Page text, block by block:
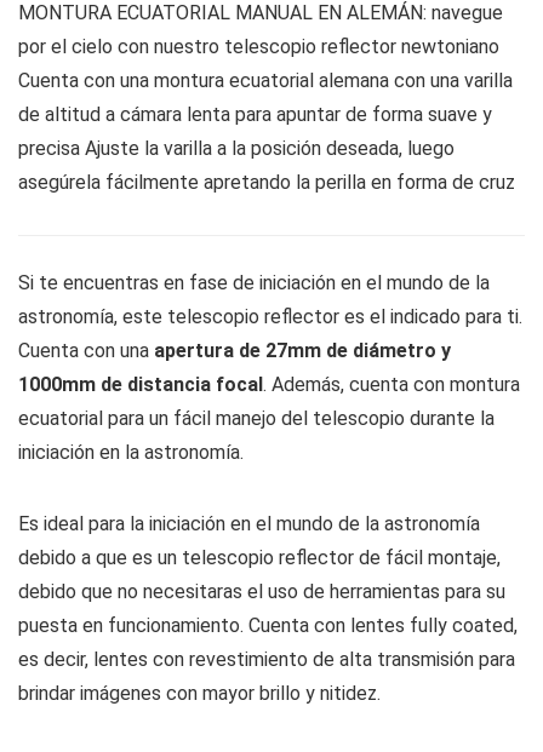
MONTURA ECUATORIAL MANUAL EN ALEMÁN: navegue
por el cielo con nuestro telescopio reflector newtoniano
Cuenta con una montura ecuatorial alemana con una varilla
de altitud a cámara lenta para apuntar de forma suave y
precisa Ajuste la varilla a la posición deseada, luego
asegúrela fácilmente apretando la perilla en forma de cruz
Si te encuentras en fase de iniciación en el mundo de la
astronomía, este telescopio reflector es el indicado para ti.
Cuenta con una apertura de 27mm de diámetro y
1000mm de distancia focal. Además, cuenta con montura
ecuatorial para un fácil manejo del telescopio durante la
iniciación en la astronomía.
Es ideal para la iniciación en el mundo de la astronomía
debido a que es un telescopio reflector de fácil montaje,
debido que no necesitaras el uso de herramientas para su
puesta en funcionamiento. Cuenta con lentes fully coated,
es decir, lentes con revestimiento de alta transmisión para
brindar imágenes con mayor brillo y nitidez.